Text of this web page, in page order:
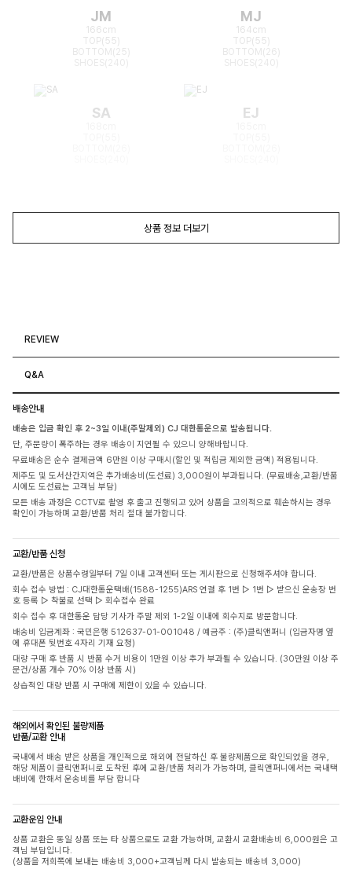
JM
166cm
TOP(55)
BOTTOM(25)
MJ
164cm
TOP(55)
BOTTOM(26)
SA EJ
상품 정보 더보기
REVIEW
Q&A
배송안내
배송은 입금 확인 후 2~3일 이내(주말제외) CJ 대한통운으로 발송됩니다.
단, 주문량이 폭주하는 경우 배송이 지연될 수 있으니 양해바랍니다.
무료배송은 순수 결제금액 6만원 이상 구매시(할인 및 적립금 제외한 금액) 적용됩니다.
제주도 및 도서산간지역은 추가배송비(도선료) 3,000원이 부과됩니다. (무료배송,교환/반품
시에도 도선료는 고객님 부담)
모든 배송 과정은 CCTV로 촬영 후 출고 진행되고 있어 상품을 고의적으로 훼손하시는 경우
확인이 가능하며 교환/반품 처리 절대 불가합니다.
교환/반품 신청
교환/반품은 상품수령일부터 7일 이내 고객센터 또는 게시판으로 신청해주셔야 합니다.
회수 접수 방법 : CJ대한통운택배(1588-1255)ARS 연결 후 1번 ▷ 1번 ▷ 받으신 운송장 번
호 등록 ▷ 착불로 선택 ▷ 회수접수 완료
회수 접수 후 대한통운 담당 기사가 주말 제외 1-2일 이내에 회수지로 방문합니다.
배송비 입금계좌 : 국민은행 512637-01-001048 / 예금주 : (주)클릭앤퍼니 (입금자명 옆
에 휴대폰 뒷번호 4자리 기재 요청)
대량 구매 후 반품 시 반품 수거 비용이 1만원 이상 추가 부과될 수 있습니다. (30만원 이상 주
문건/상품 개수 70% 이상 반품 시)
상습적인 대량 반품 시 구매에 제한이 있을 수 있습니다.
해외에서 확인된 불량제품
반품/교환 안내
국내에서 배송 받은 상품을 개인적으로 해외에 전달하신 후 불량제품으로 확인되었을 경우,
해당 제품이 클릭앤퍼니로 도착된 후에 교환/반품 처리가 가능하며, 클릭앤퍼니에서는 국내택
배비에 한해서 운송비를 부담 합니다
교환운임 안내
상품 교환은 동일 상품 또는 타 상품으로도 교환 가능하며, 교환시 교환배송비 6,000원은 고
객님 부담입니다.
(상품을 저희쪽에 보내는 배송비 3,000+고객님께 다시 발송되는 배송비 3,000)